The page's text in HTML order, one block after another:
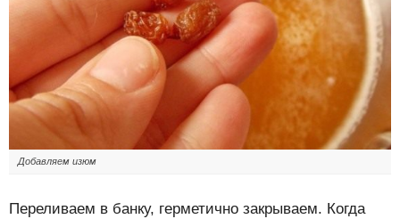
Добавляем изюм
Переливаем в банку, герметично закрываем. Когда